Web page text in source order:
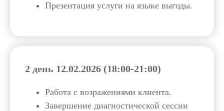
Презентация услуги на языке выгоды.
2 день 12.02.2026 (18:00-21:00)
Работа с возражениями клиента.
Завершение диагностической сессии